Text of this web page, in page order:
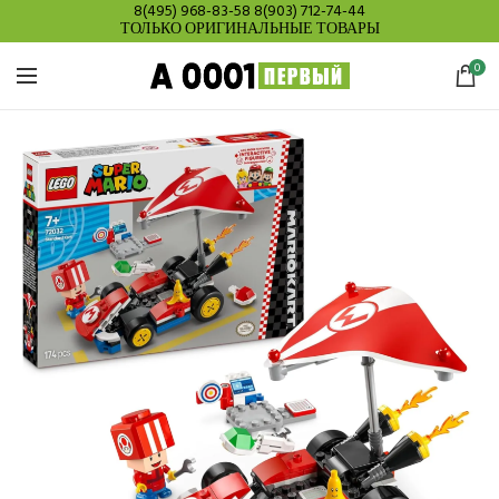
8(495) 968-83-58 8(903) 712-74-44
ТОЛЬКО ОРИГИНАЛЬНЫЕ ТОВАРЫ
0